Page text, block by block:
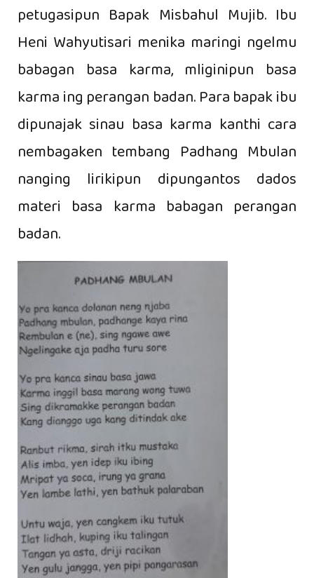
petugasipun Bapak Misbahul Mujib. Ibu
Heni Wahyutisari menika maringi ngelmu
babagan basa karma, mliginipun basa
karma ing perangan badan. Para bapak ibu
dipunajak sinau basa karma kanthi cara
nembagaken tembang Padhang Mbulan
nanging lirikipun dipungantos dados
materi basa karma babagan perangan
badan.